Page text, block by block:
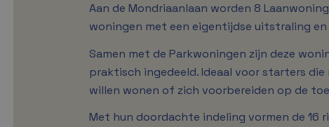
Aan de Mondriaanlaan worden 8
woningen met een eigentijdse uitstraling
Samen met de Parkwoningen zijn deze
praktisch ingedeeld. Ideaal voor starters
willen wonen of zich voorbereiden op de
Met hun doordachte indeling vormen de 16